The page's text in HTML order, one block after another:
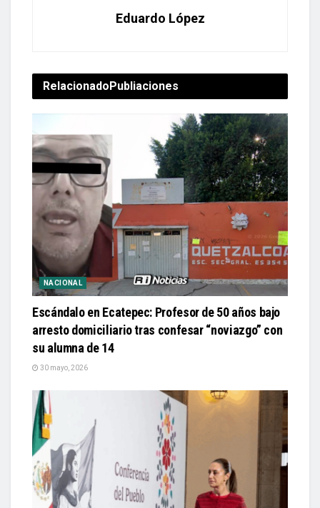
Eduardo López
RelacionadoPubliaciones
NACIONAL
Escándalo en Ecatepec: Profesor de 50 años bajo
arresto domiciliario tras confesar “noviazgo” con
su alumna de 14
30 mayo, 2026